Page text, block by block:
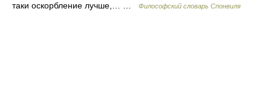
таки оскорбление лучше,… …
Философский словарь Спонвиля